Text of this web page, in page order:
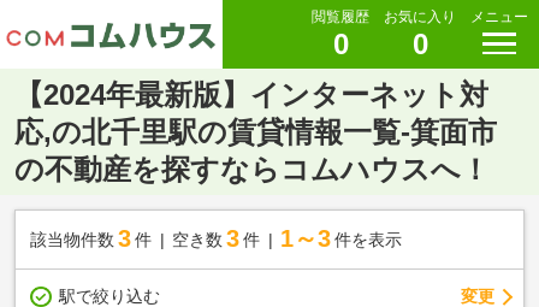
閲覧履歴
0
お気に入り
0
メニュー
【2024年最新版】インターネット対
応,の北千里駅の賃貸情報一覧-箕面市
の不動産を探すならコムハウスへ！
該当物件数 3件 空き数 3 件 1～3 件を表示
駅で絞り込む 変更